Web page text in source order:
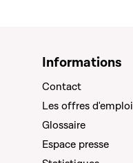
Informations
Contact
Les offres d'emploi
Glossaire
Espace presse